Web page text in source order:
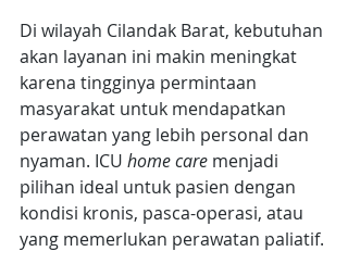
Di wilayah Cilandak Barat, kebutuhan
akan layanan ini makin meningkat
karena tingginya permintaan
masyarakat untuk mendapatkan
perawatan yang lebih personal dan
nyaman. ICU home care menjadi
pilihan ideal untuk pasien dengan
kondisi kronis, pasca-operasi, atau
yang memerlukan perawatan paliatif.